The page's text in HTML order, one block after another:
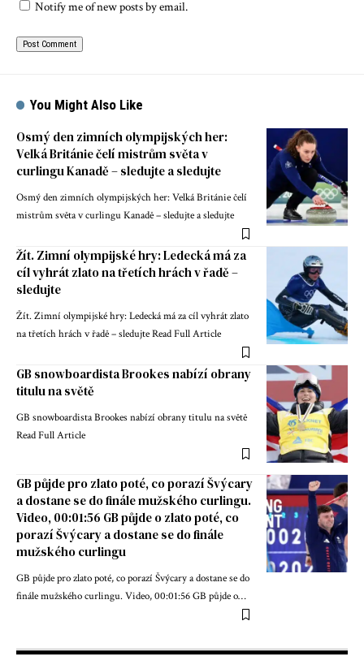
Notify me of new posts by email.
You Might Also Like
Osmý den zimních olympijských her:
Velká Británie čelí mistrům světa v
curlingu Kanadě – sledujte a sledujte
Osmý den zimních olympijských her: Velká Británie čelí
mistrům světa v curlingu Kanadě – sledujte a sledujte
Žít. Zimní olympijské hry: Ledecká má za
cíl vyhrát zlato na třetích hrách v řadě –
sledujte
Žít. Zimní olympijské hry: Ledecká má za cíl vyhrát zlato
na třetích hrách v řadě – sledujte Read Full Article
GB snowboardista Brookes nabízí obrany
titulu na světě
GB snowboardista Brookes nabízí obrany titulu na světě
Read Full Article
GB půjde pro zlato poté, co porazí Švýcary
a dostane se do finále mužského curlingu.
Video, 00:01:56 GB půjde o zlato poté, co
porazí Švýcary a dostane se do finále
mužského curlingu
GB půjde pro zlato poté, co porazí Švýcary a dostane se do
finále mužského curlingu. Video, 00:01:56 GB půjde o…